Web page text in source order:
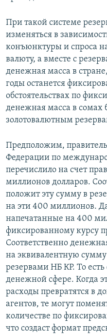
При такой системе
изменяться в
конъюнктуры и спроса
валюту, а вместе с
денежная масса в
годы останется
обстоятельствах по
денежная масса в сомах
золотовалютным
Предположим,
Федерации по
перечислило на счет
миллионов долларов.
положит эту сумму в
на эти 400 миллионов.
напечатанные на 400
фиксированному курсу
Соответственно
на эквивалентную
резервами НБ КР. То есть
денежной сфере. Когда
расходы превратятся в
агентов, те могут
количестве по
что создаст формат